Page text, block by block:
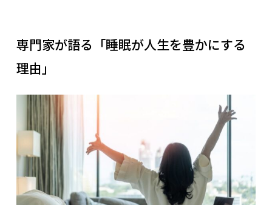
専門家が語る「睡眠が人生を豊かにする
理由」